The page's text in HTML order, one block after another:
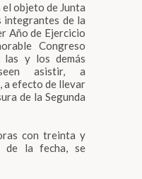
objeto de Junta
integrantes de la
Año de Ejercicio
Congreso
las y los demás
asistir, a
a efecto de llevar
de la Segunda
con treinta y
de la fecha, se